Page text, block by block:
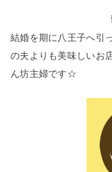
結婚を期に八王子へ引
の夫よりも美味しいお
ん坊主婦です☆